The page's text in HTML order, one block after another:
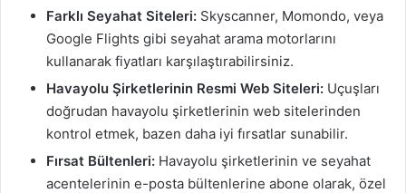
Farklı Seyahat Siteleri: Skyscanner, Momondo, veya
Google Flights gibi seyahat arama motorlarını
kullanarak fiyatları karşılaştırabilirsiniz.
Havayolu Şirketlerinin Resmi Web Siteleri: Uçuşları
doğrudan havayolu şirketlerinin web sitelerinden
kontrol etmek, bazen daha iyi fırsatlar sunabilir.
Fırsat Bültenleri: Havayolu şirketlerinin ve seyahat
acentelerinin e-posta bültenlerine abone olarak, özel